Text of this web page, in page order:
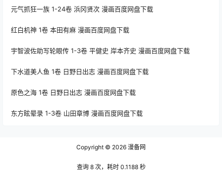
元气抓狂一族 1-24卷 浜冈贤次 漫画百度网盘下载
红白机神 1卷 本田有麻 漫画百度网盘下载
宇智波佐助写轮眼传 1-3卷 平健史 岸本齐史 漫画百度网盘下载
下水道美人鱼 1卷 日野日出志 漫画百度网盘下载
原色之海 1卷 日野日出志 漫画百度网盘下载
东方眩晕录 1-3卷 山田章博 漫画百度网盘下载
Copyright © 2026 漫备网
查询 8 次，耗时 0.1188 秒